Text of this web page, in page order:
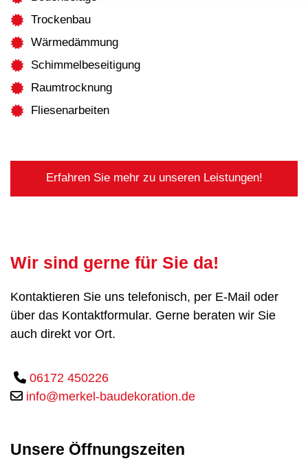
Trockenbau
Wärmedämmung
Schimmelbeseitigung
Raumtrocknung
Fliesenarbeiten
Erfahren Sie mehr zu unseren Leistungen!
Wir sind gerne für Sie da!
Kontaktieren Sie uns telefonisch, per E-Mail oder
über das Kontaktformular. Gerne beraten wir Sie
auch direkt vor Ort.
 06172 450226
 info@merkel-baudekoration.de
Unsere Öffnungszeiten